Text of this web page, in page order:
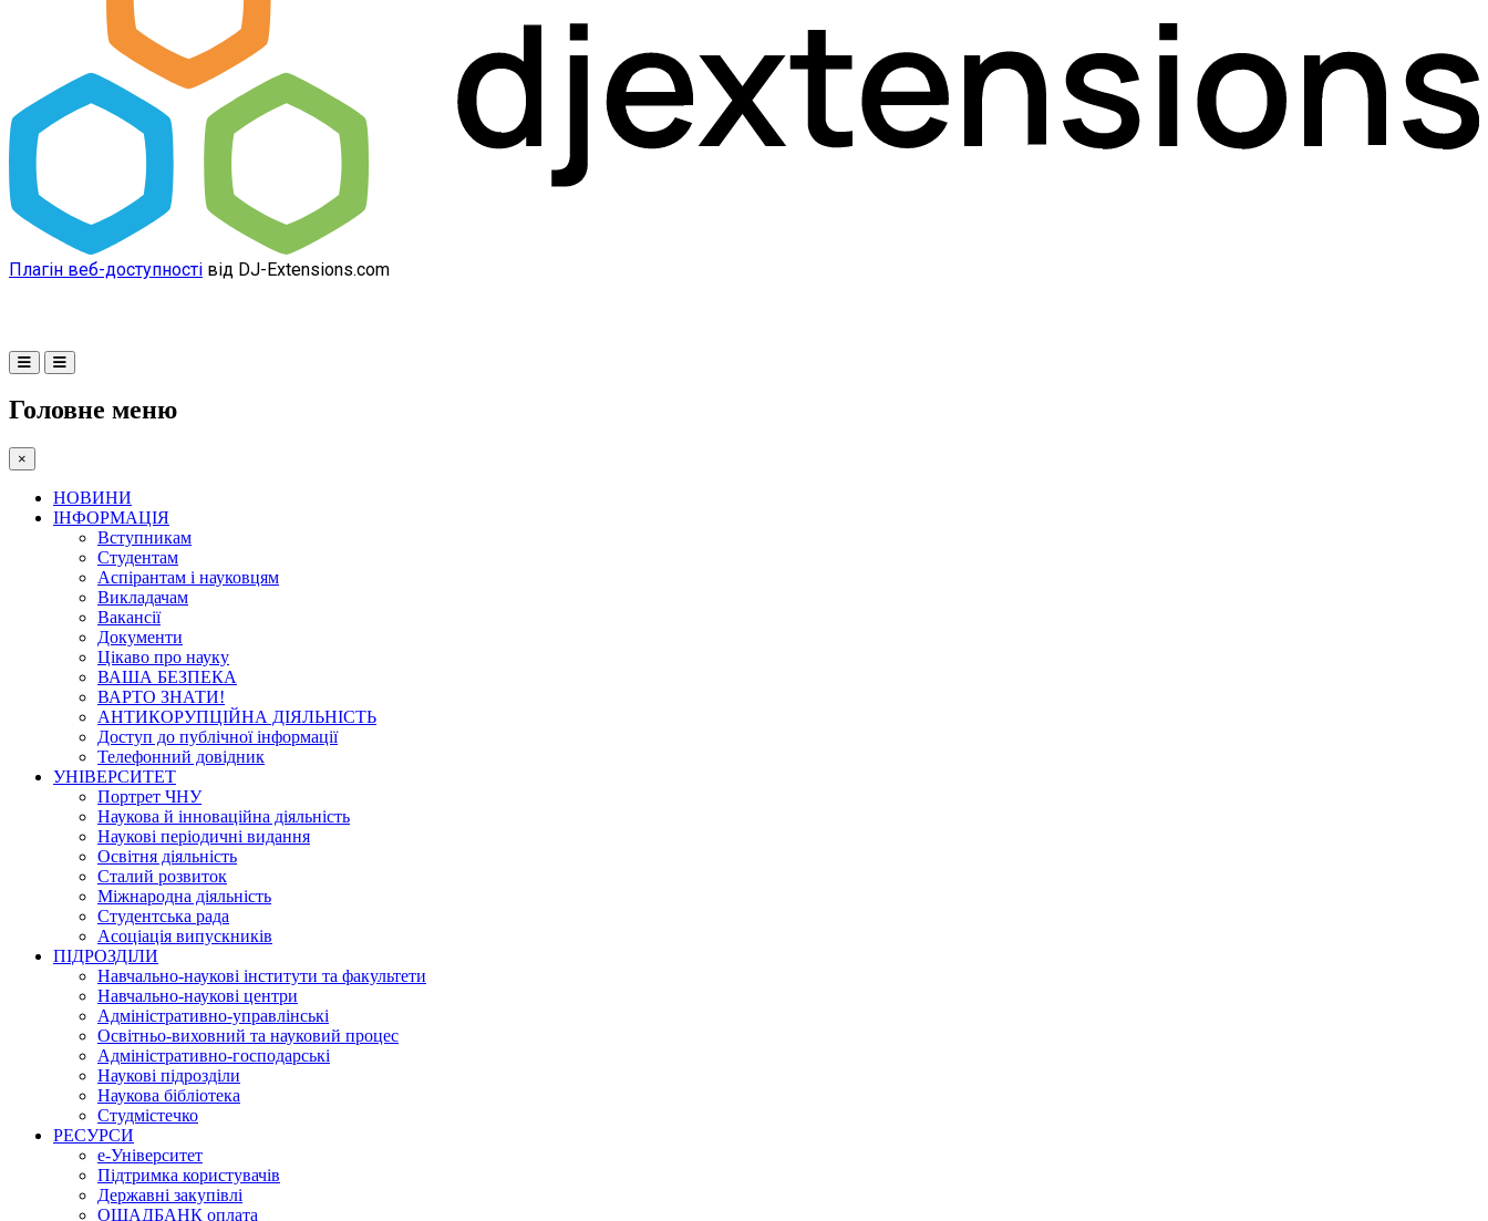
Плагін веб-доступності від DJ-Extensions.com
Головне меню
×
НОВИНИ
ІНФОРМАЦІЯ
Вступникам
Студентам
Аспірантам і науковцям
Викладачам
Вакансії
Документи
Цікаво про науку
ВАША БЕЗПЕКА
ВАРТО ЗНАТИ!
АНТИКОРУПЦІЙНА ДІЯЛЬНІСТЬ
Доступ до публічної інформації
Телефонний довідник
УНІВЕРСИТЕТ
Портрет ЧНУ
Наукова й інноваційна діяльність
Наукові періодичні видання
Освітня діяльність
Сталий розвиток
Міжнародна діяльність
Студентська рада
Асоціація випускників
ПІДРОЗДІЛИ
Навчально-наукові інститути та факультети
Навчально-наукові центри
Адміністративно-управлінські
Освітньо-виховний та науковий процес
Адміністративно-господарські
Наукові підрозділи
Наукова бібліотека
Студмістечко
РЕСУРСИ
е-Університет
Підтримка користувачів
Державні закупівлі
ОЩАДБАНК оплата